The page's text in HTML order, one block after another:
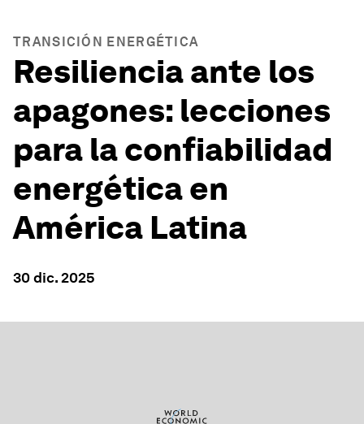
TRANSICIÓN ENERGÉTICA
Resiliencia ante los
apagones: lecciones
para la confiabilidad
energética en
América Latina
30 dic. 2025